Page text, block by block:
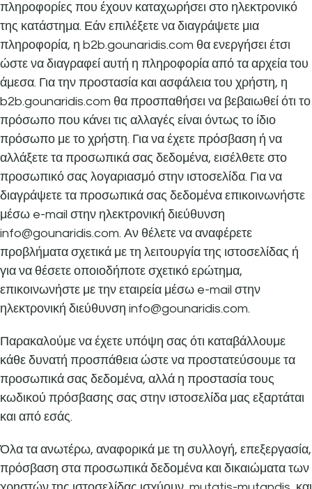
πληροφορίες που έχουν καταχωρήσει στο ηλεκτρονικό
της κατάστημα. Εάν επιλέξετε να διαγράψετε μια
πληροφορία, η b2b.gounaridis.com θα ενεργήσει έτσι
ώστε να διαγραφεί αυτή η πληροφορία από τα αρχεία του
άμεσα. Για την προστασία και ασφάλεια του χρήστη, η
b2b.gounaridis.com θα προσπαθήσει να βεβαιωθεί ότι το
πρόσωπο που κάνει τις αλλαγές είναι όντως το ίδιο
πρόσωπο με το χρήστη. Για να έχετε πρόσβαση ή να
αλλάξετε τα προσωπικά σας δεδομένα, εισέλθετε στο
προσωπικό σας λογαριασμό στην ιστοσελίδα. Για να
διαγράψετε τα προσωπικά σας δεδομένα επικοινωνήστε
μέσω e-mail στην ηλεκτρονική διεύθυνση
info@gounaridis.com. Αν θέλετε να αναφέρετε
προβλήματα σχετικά με τη λειτουργία της ιστοσελίδας ή
για να θέσετε οποιοδήποτε σχετικό ερώτημα,
επικοινωνήστε με την εταιρεία μέσω e-mail στην
ηλεκτρονική διεύθυνση info@gounaridis.com.
Παρακαλούμε να έχετε υπόψη σας ότι καταβάλλουμε
κάθε δυνατή προσπάθεια ώστε να προστατεύσουμε τα
προσωπικά σας δεδομένα, αλλά η προστασία τους
κωδικού πρόσβασης σας στην ιστοσελίδα μας εξαρτάται
και από εσάς.
Όλα τα ανωτέρω, αναφορικά με τη συλλογή, επεξεργασία,
πρόσβαση στα προσωπικά δεδομένα και δικαιώματα των